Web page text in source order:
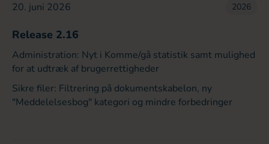
20. juni 2026 2026
Release 2.16
Administration: Nyt i Komme/gå statistik samt mulighed
for at udtræk af brugerrettigheder
Sikre filer: Filtrering på dokumentskabelon, ny
"Meddelelsesbog" kategori og mindre forbedringer